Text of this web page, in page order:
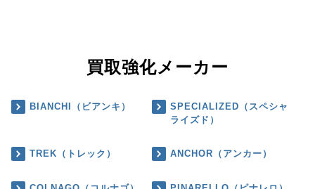
買取強化メーカー
BIANCHI（ビアンキ）
SPECIALIZED（スペシャ
ライズド）
TREK（トレック） ANCHOR（アンカー）